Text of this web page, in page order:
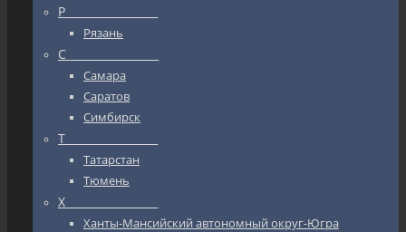
Р_________________
Рязань
С_________________
Самара
Саратов
Симбирск
Т_________________
Татарстан
Тюмень
Х_________________
Ханты-Мансийский автономный округ-Югра